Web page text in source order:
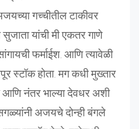
गच्चीतील टाकीवर
यांची मी एकतर गाणे
फर्माईश. आणि त्यावेळी
स्टॉक होता. मग कधी मुख्तार
आणि नंतर भाल्या देवधर अशी
अजयचे दोन्ही बंगले